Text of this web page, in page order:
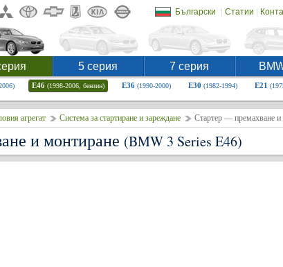
Български | Статии |
5 серия 7 серия
E46 (1998-2006, бензин) E36 (1990-2000) E30 (1982-1994) E21
агрегат Система за стартиране и зареждане Стартер — премахване и
и монтиране (BMW 3 Series E46)